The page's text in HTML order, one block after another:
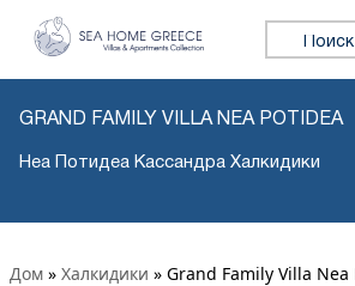
Искать:
GRAND FAMILY VILLA NEA POTIDEA
Неа Потидеа Кассандра Халкидики
Дом » Халкидики » Grand Family Villa Nea